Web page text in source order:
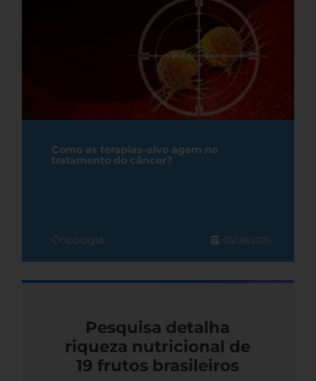
Como as terapias-alvo agem no
tratamento do câncer?
Oncologia 05/08/2026
Pesquisa detalha
riqueza nutricional de
19 frutos brasileiros